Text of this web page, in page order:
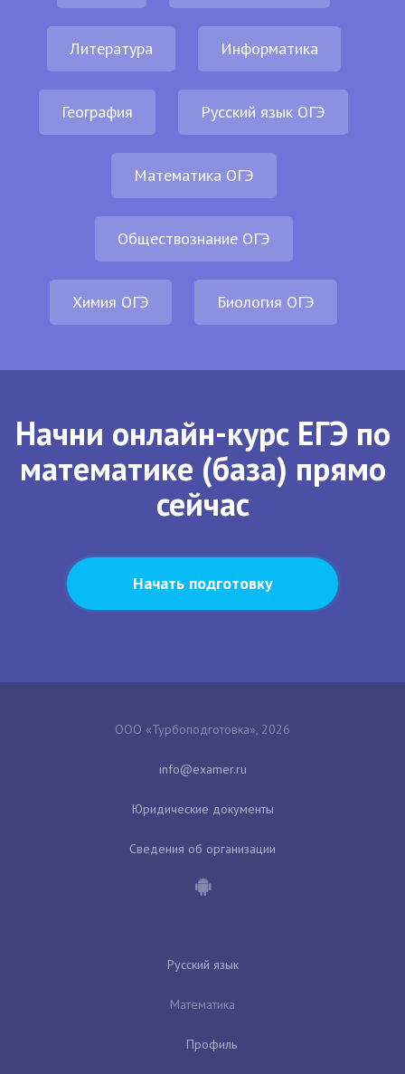
Литература Информатика
География Русский язык ОГЭ
Математика ОГЭ
Обществознание ОГЭ
Химия ОГЭ Биология ОГЭ
Начни онлайн-курс ЕГЭ по
математике (база) прямо
сейчас
Начать подготовку
ООО «Турбоподготовка», 2026
Юридические документы
Сведения об организации
Русский язык
Математика
Профиль